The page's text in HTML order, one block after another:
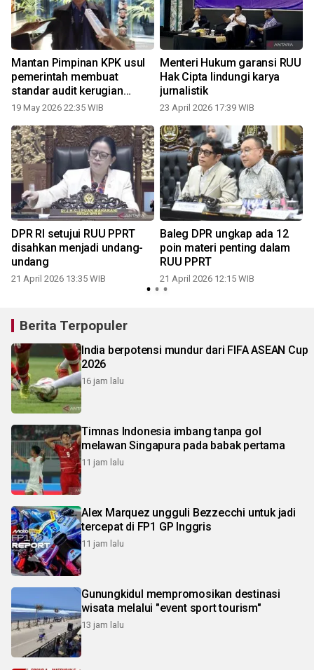
Mantan Pimpinan KPK usul
pemerintah membuat
standar audit kerugian
negara
19 May 2026 22:35 WIB
Menteri Hukum garansi RUU
Hak Cipta lindungi karya
jurnalistik
23 April 2026 17:39 WIB
DPR RI setujui RUU PPRT
disahkan menjadi undang-
undang
21 April 2026 13:35 WIB
Baleg DPR ungkap ada 12
poin materi penting dalam
RUU PPRT
21 April 2026 12:15 WIB
Berita Terpopuler
India berpotensi mundur dari FIFA ASEAN Cup
2026
16 jam lalu
Timnas Indonesia imbang tanpa gol
melawan Singapura pada babak pertama
11 jam lalu
Alex Marquez ungguli Bezzecchi untuk jadi
tercepat di FP1 GP Inggris
11 jam lalu
Gunungkidul mempromosikan destinasi
wisata melalui "event sport tourism"
13 jam lalu